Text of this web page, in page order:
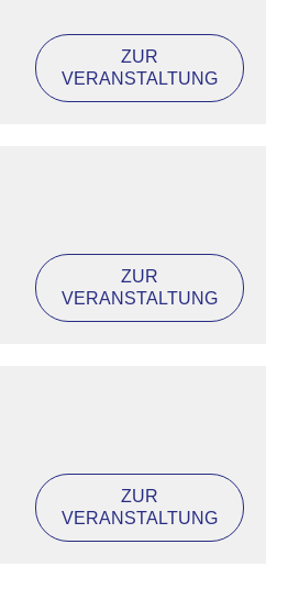
ZUR
VERANSTALTUNG
ZUR
VERANSTALTUNG
ZUR
VERANSTALTUNG